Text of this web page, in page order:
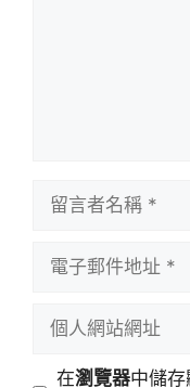
在瀏覽器中儲存